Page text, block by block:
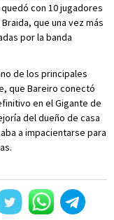
con 10 jugadores
que una vez más
por la banda
de los principales
que Bareiro conectó
en el Gigante de
del dueño de casa
a impacientarse para